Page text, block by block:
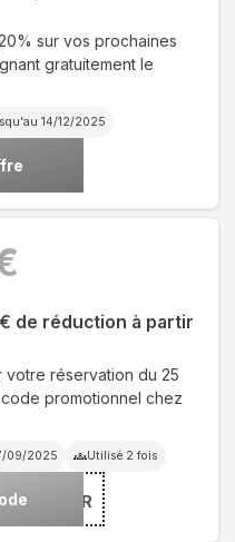
sur vos prochaines
gratuitement le
14/12/2025
de réduction à partir
votre réservation du 25
promotionnel chez
09/2025 Utilisé 2 fois